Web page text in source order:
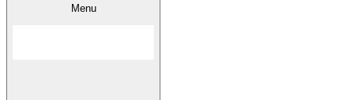
Menu